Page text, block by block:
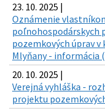
23. 10. 2025 |
Oznámenie
poľnohospodárskych
pozemkových úprav v
Mlyňany - informácia
20. 10. 2025 |
Verejná vyhláška -
projektu